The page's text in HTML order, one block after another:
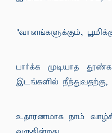
"வானங்களுக்கும்,
பார்க்க முடியாத
இடங்களில் நீந்துவதற்கு,
உதாரணமாக நாம்